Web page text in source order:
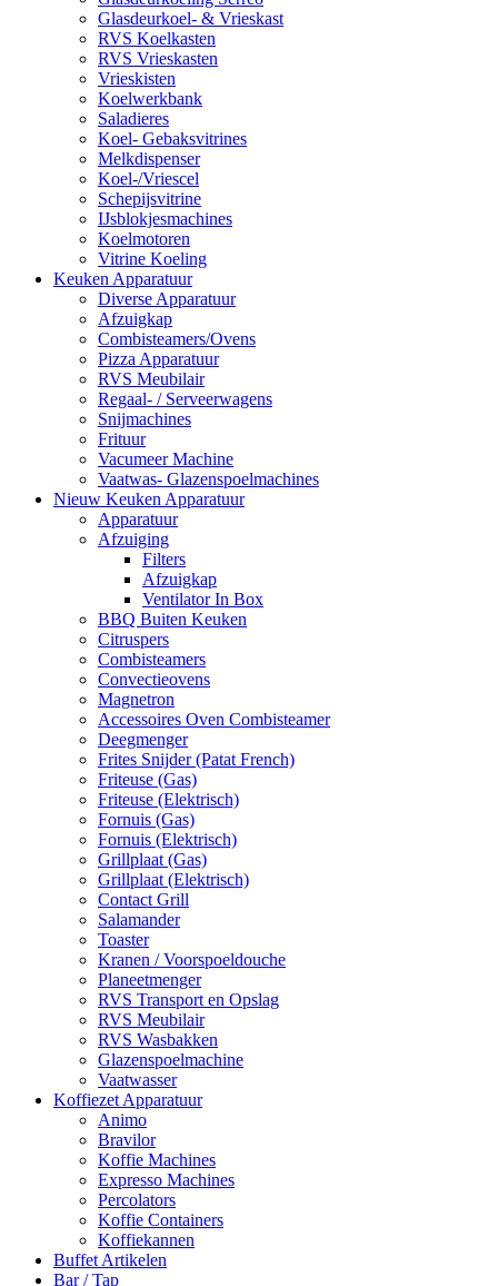
Glasdeurkoel- & Vrieskast
RVS Koelkasten
RVS Vrieskasten
Vrieskisten
Koelwerkbank
Saladieres
Koel- Gebaksvitrines
Melkdispenser
Koel-/Vriescel
Schepijsvitrine
IJsblokjesmachines
Koelmotoren
Vitrine Koeling
Keuken Apparatuur
Diverse Apparatuur
Afzuigkap
Combisteamers/Ovens
Pizza Apparatuur
RVS Meubilair
Regaal- / Serveerwagens
Snijmachines
Frituur
Vacumeer Machine
Vaatwas- Glazenspoelmachines
Nieuw Keuken Apparatuur
Apparatuur
Afzuiging
Filters
Afzuigkap
Ventilator In Box
BBQ Buiten Keuken
Citruspers
Combisteamers
Convectieovens
Magnetron
Accessoires Oven Combisteamer
Deegmenger
Frites Snijder (Patat French)
Friteuse (Gas)
Friteuse (Elektrisch)
Fornuis (Gas)
Fornuis (Elektrisch)
Grillplaat (Gas)
Grillplaat (Elektrisch)
Contact Grill
Salamander
Toaster
Kranen / Voorspoeldouche
Planeetmenger
RVS Transport en Opslag
RVS Meubilair
RVS Wasbakken
Glazenspoelmachine
Vaatwasser
Koffiezet Apparatuur
Animo
Bravilor
Koffie Machines
Expresso Machines
Percolators
Koffie Containers
Koffiekannen
Buffet Artikelen
Bar / Tap